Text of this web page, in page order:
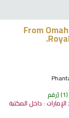
From
(1) رقم
الإمارات : داخل المكتبة